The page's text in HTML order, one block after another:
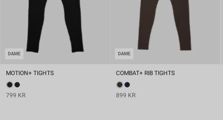
DAME
MOTION+ TIGHTS
799 KR
DAME
COMBAT+ RIB TIGHTS
899 KR